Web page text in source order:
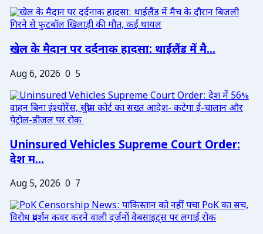
खेल के मैदान पर दर्दनाक हादसा: थाईलैंड में मै...
Aug 6, 2026 0 5
Uninsured Vehicles Supreme Court Order:
देश म...
Aug 5, 2026 0 7